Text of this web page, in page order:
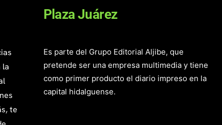
la
te
Plaza Juárez
Es parte del Grupo Editorial Aljibe, que
pretende ser una empresa multimedia y tiene
como primer producto el diario impreso en la
capital hidalguense.